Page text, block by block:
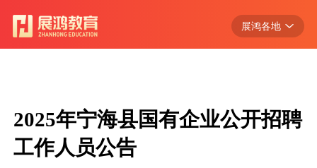
展鸿各地
浙江
江西
2025年宁海县国有企业公开招聘
工作人员公告